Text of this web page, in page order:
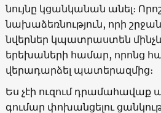
նույնը կցանկանան անել։
նախաձեռնություն, որի
նվերներ կպատրաստեն
երեխաների համար, որոնց
վերադարձել պատերազմից։
Ես չէի ուզում դրամահավաք
գումար փոխանցելու